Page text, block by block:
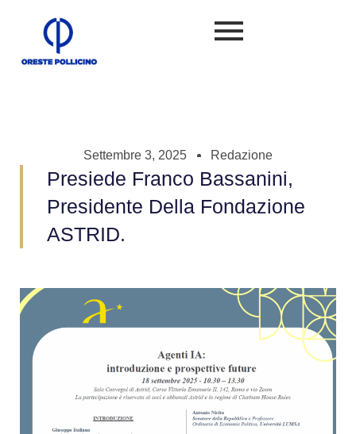
Settembre 3, 2025 Redazione
Presiede Franco Bassanini,
Presidente Della Fondazione
ASTRID.